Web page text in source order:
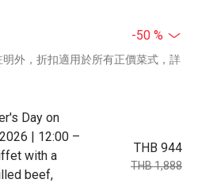
-50 %
外，折扣適用於所有正價菜式，詳
Day on
| 12:00 –
with a
beef,
THB 944
THB 1,888